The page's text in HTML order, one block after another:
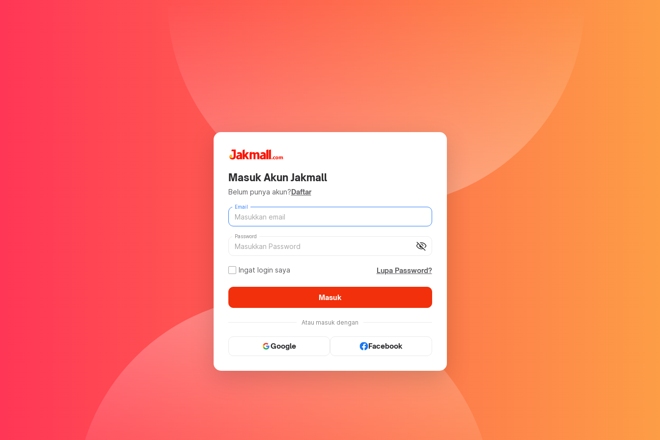
Masuk Akun Jakmall
Belum punya akun?Daftar
Email
visibility_off
Password
Ingat login saya Lupa Password?
Masuk
Atau masuk dengan
Google Facebook